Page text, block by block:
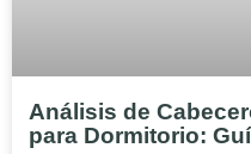
Análisis de
para Dormitorio: